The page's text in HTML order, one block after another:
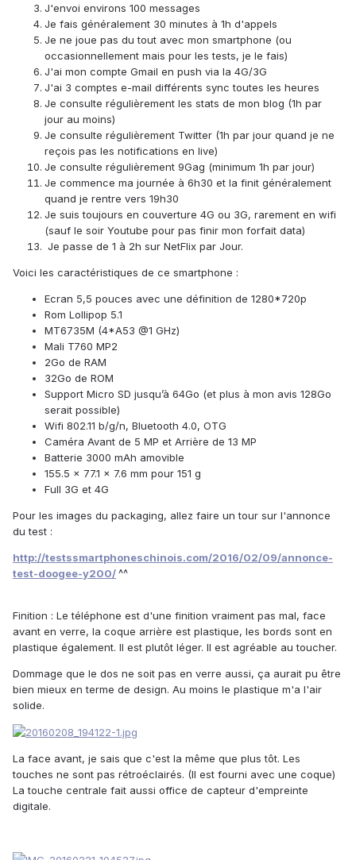
J'envoi environs 100 messages
Je fais généralement 30 minutes à 1h d'appels
Je ne joue pas du tout avec mon smartphone (ou
occasionnellement mais pour les tests, je le fais)
J'ai mon compte Gmail en push via la 4G/3G
J'ai 3 comptes e-mail différents sync toutes les heures
Je consulte régulièrement les stats de mon blog (1h par
jour au moins)
Je consulte régulièrement Twitter (1h par jour quand je ne
reçois pas les notifications en live)
Je consulte régulièrement 9Gag (minimum 1h par jour)
Je commence ma journée à 6h30 et la finit généralement
quand je rentre vers 19h30
Je suis toujours en couverture 4G ou 3G, rarement en wifi
(sauf le soir Youtube pour pas finir mon forfait data)
Je passe de 1 à 2h sur NetFlix par Jour.
Voici les caractéristiques de ce smartphone :
Ecran 5,5 pouces avec une définition de 1280*720p
Rom Lollipop 5.1
MT6735M (4*A53 @1 GHz)
Mali T760 MP2
2Go de RAM
32Go de ROM
Support Micro SD jusqu’à 64Go (et plus à mon avis 128Go
serait possible)
Wifi 802.11 b/g/n, Bluetooth 4.0, OTG
Caméra Avant de 5 MP et Arrière de 13 MP
Batterie 3000 mAh amovible
155.5 x 77.1 x 7.6 mm pour 151 g
Full 3G et 4G
Pour les images du packaging, allez faire un tour sur l'annonce
du test :
http://testssmartphoneschinois.com/2016/02/09/annonce-
test-doogee-y200/^^
Finition : Le téléphone est d'une finition vraiment pas mal, face
avant en verre, la coque arrière est plastique, les bords sont en
plastique également. Il est plutôt léger. Il est agréable au toucher.
Dommage que le dos ne soit pas en verre aussi, ça aurait pu être
bien mieux en terme de design. Au moins le plastique m'a l'air
solide.
La face avant, je sais que c'est la même que plus tôt. Les
touches ne sont pas rétroéclairés. (Il est fourni avec une coque)
La touche centrale fait aussi office de capteur d'empreinte
digitale.